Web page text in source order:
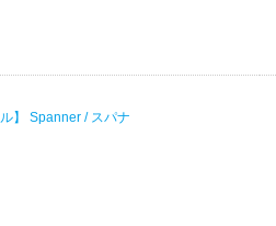
】 Spanner / スパナ